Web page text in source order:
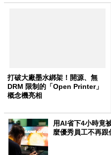
打破大廠墨水綁架！開源、無
DRM 限制的「Open Printer」
概念機亮相
用AI省下4小時竟
麼優秀員工不再跟